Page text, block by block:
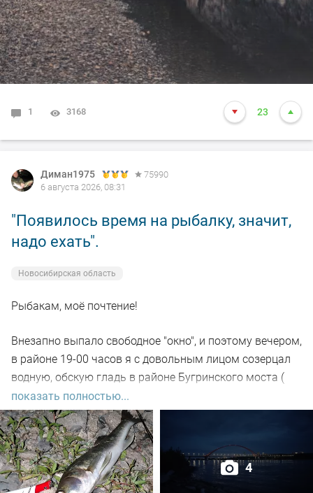
1 3168 23
Диман1975
75990
6 августа 2026, 08:31
"Появилось время на рыбалку, значит,
надо ехать".
Новосибирская область
Рыбакам, моё почтение!
Внезапно выпало свободное "окно", и поэтому вечером,
в районе 19-00 часов я с довольным лицом созерцал
водную, обскую гладь в районе Бугринского моста (
правый берег).
Отдыхающего люда просто тьма, и на берегу ,и на
воде. Сапы, катера, гидроциклы всяких мастей
поднимали нехилую волну до самой темноты.
показать полностью...
4